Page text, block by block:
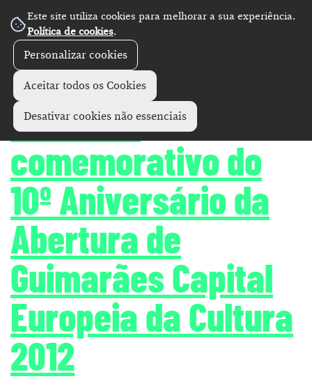
Este site utiliza cookies para melhorar a sua experiência.
Política de cookies.
Personalizar cookies
Aceitar todos os Cookies
Desativar cookies não essenciais
Concertos
Concerto
comemorativo do
10º Aniversário da
Abertura de
Guimarães Capital
Europeia da Cultura
2012